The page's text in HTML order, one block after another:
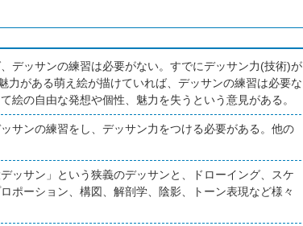
デッサンの練習は必要がない。すでにデッサン力(技術)が
がある萌え絵が描けていれば、デッサンの練習は必要な
の自由な発想や個性、魅力を失うという意見がある。
サンの練習をし、デッサン力をつける必要がある。他の
ッサン」という狭義のデッサンと、ドローイング、スケ
ポーション、構図、解剖学、陰影、トーン表現など様々